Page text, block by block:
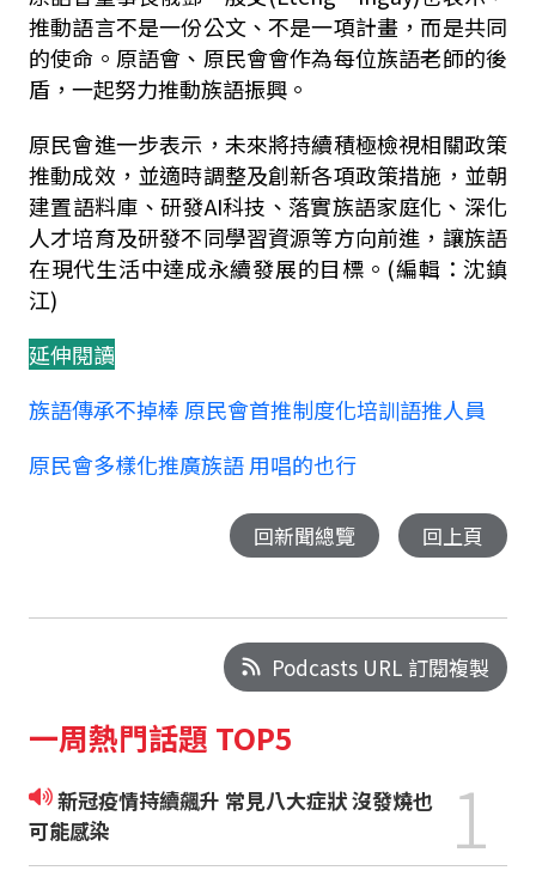
推動語言不是一份公文、不是一項計畫，而是共同
的使命。原語會、原民會會作為每位族語老師的後
盾，一起努力推動族語振興。
原民會進一步表示，未來將持續積極檢視相關政策
推動成效，並適時調整及創新各項政策措施，並朝
建置語料庫、研發AI科技、落實族語家庭化、深化
人才培育及研發不同學習資源等方向前進，讓族語
在現代生活中達成永續發展的目標。(編輯：沈鎮
江)
延伸閱讀
族語傳承不掉棒 原民會首推制度化培訓語推人員
原民會多樣化推廣族語 用唱的也行
回新聞總覽 回上頁
Podcasts URL 訂閱複製
一周熱門話題 TOP5
新冠疫情持續飆升 常見八大症狀 沒發燒也
可能感染
1